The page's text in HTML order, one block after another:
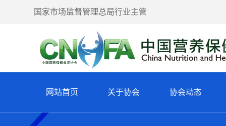
国家市场监督管理总局行业主管
网站首页 关于协会 协会动态